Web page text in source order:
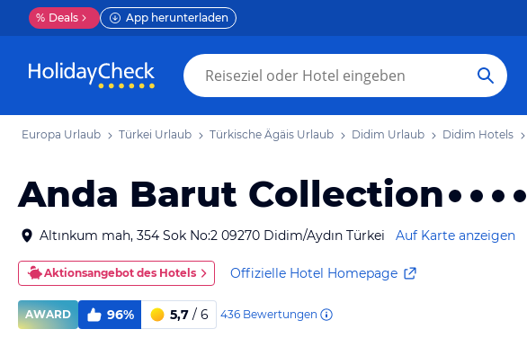
% Deals App herunterladen
Europa Urlaub Türkei Urlaub Türkische Ägäis Urlaub Didim Urlaub Didim Hotels
Anda Barut Collection
Altınkum mah, 354 Sok No:2 09270 Didim/Aydın Türkei Auf Karte anzeigen
Aktionsangebot des Hotels Offizielle Hotel Homepage
AWARD 96% 5,7 / 6 436 Bewertungen